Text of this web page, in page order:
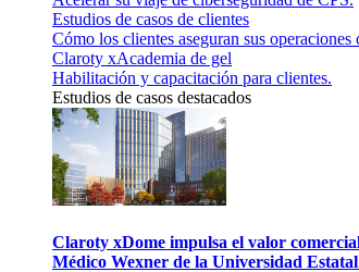
Estudios de casos de clientes
Cómo los clientes aseguran sus
Claroty xAcademia de gel
Habilitación y capacitación para clientes.
Estudios de casos destacados
Claroty xDome impulsa el valor
Médico Wexner de la Universidad